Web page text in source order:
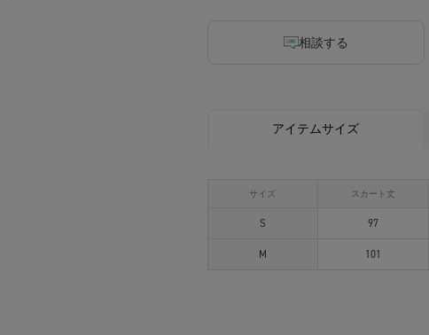
相談する
アイテムサイズ
サイズ スカート丈
S 97
M 101